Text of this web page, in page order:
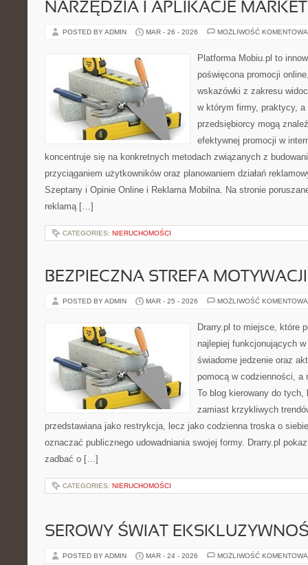
NARZĘDZIA I APLIKACJE
POSTED BY ADMIN MAR - 26 - 2026 MOŻLIWOŚĆ
Platforma Mobiu.pl to
poświęcona promocji
wskazówki z zakresu
w którym firmy, praktycy,
przedsiębiorcy mogą
efektywnej promocji w
koncentruje się na konkretnych metodach związanych z
przyciąganiem użytkowników oraz planowaniem działań
Szeptany i Opinie Online i Reklama Mobilna. Na stronie
reklamą […]
CATEGORIES: NIERUCHOMOŚCI
BEZPIECZNA STREFA MOTYWACJI
POSTED BY ADMIN MAR - 25 - 2026 MOŻLIWOŚĆ
Drarry.pl to miejsce, które
najlepiej funkcjonujących
świadome jedzenie oraz
pomocą w codzienności, a
To blog kierowany do
zamiast krzykliwych
przedstawiana jako restrykcja, lecz jako codzienna troska o
oznaczać publicznego udowadniania swojej formy. Drarry.pl
zadbać o […]
CATEGORIES: NIERUCHOMOŚCI
SEROWY ŚWIAT
POSTED BY ADMIN MAR - 24 - 2026 MOŻLIWOŚĆ